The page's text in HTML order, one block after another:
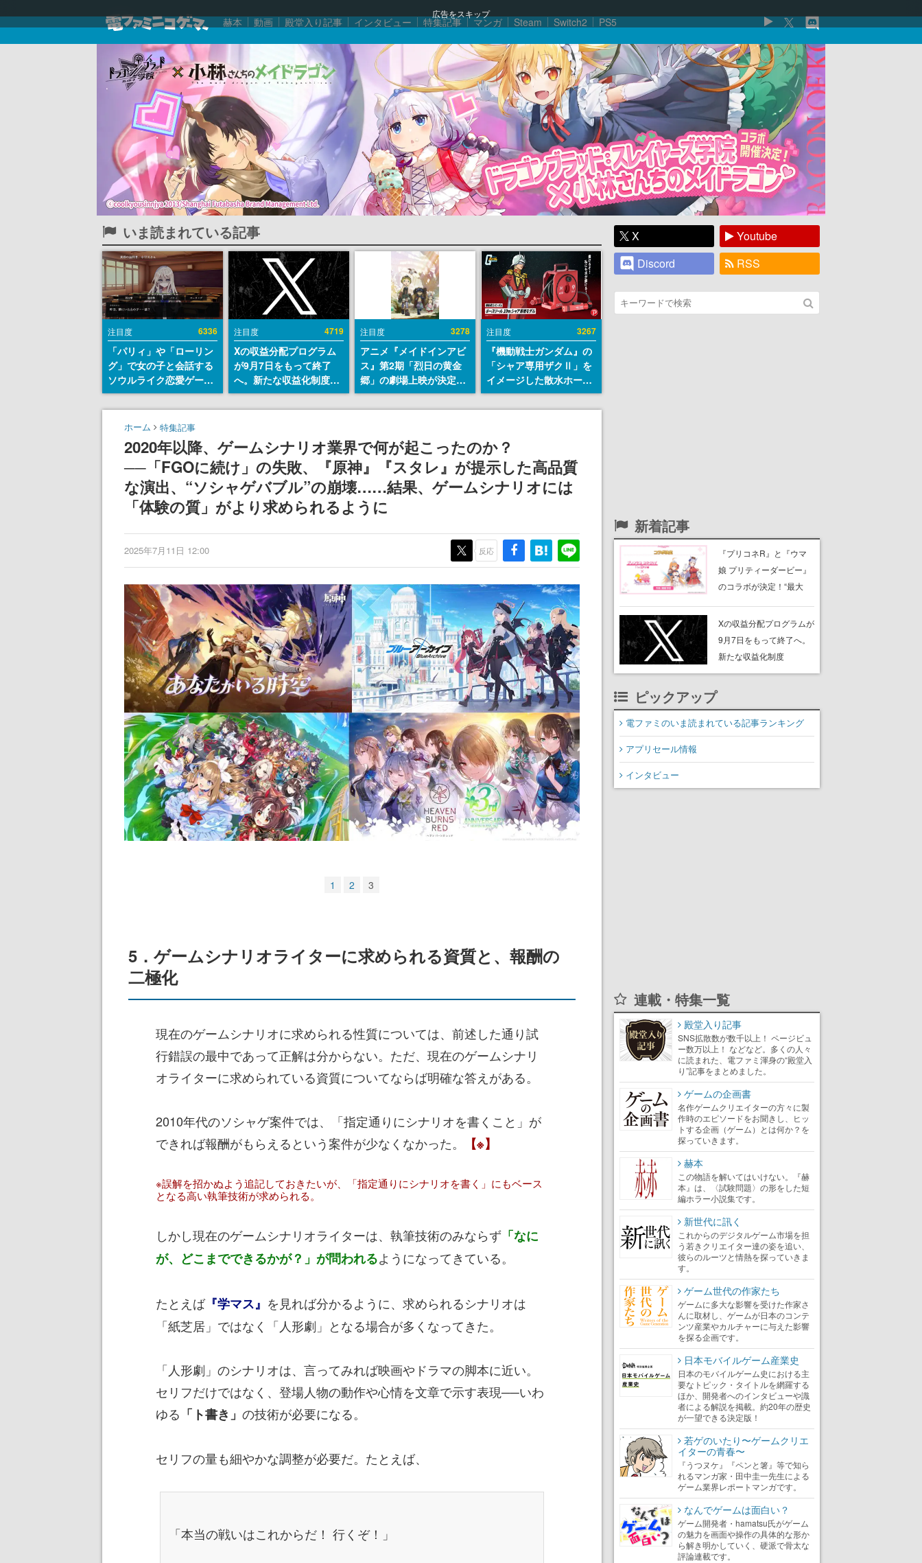
広告をスキップ
赫本 動画 殿堂入り記事 インタビュー 特集記事 マンガ Steam Switch2 PS5
いま読まれている記事
注目度 6336
「パリィ」や「ローリン
グ」で女の子と会話する
ソウルライク恋愛ゲーム
『小早川さんはソウルラ
イク』無料公開。返事に
失敗すると「YOU
注目度 4719
Xの収益分配プログラム
が9月7日をもって終了
へ。新たな収益化制度
「Original Content
Rewards Program」を
注目度 3278
アニメ『メイドインアビ
ス』第2期「烈日の黄金
郷」の劇場上映が決定！
レグ役・伊瀬茉莉也さん
らが登壇する舞台挨拶も
注目度 3267
『機動戦士ガンダム』の
「シャア専用ザクⅡ」を
イメージした散水ホース
リールが予約開始。本体
にはシャアのパーソナル
どを配置
ホーム 特集記事
2020年以降、ゲームシナリオ業界で何が起こったのか？
──「FGOに続け」の失敗、『原神』『スタレ』が提示した高品質
な演出、“ソシャゲバブル”の崩壊……結果、ゲームシナリオには
「体験の質」がより求められるように
2025年7月11日 12:00 反応
1 2 3
5．ゲームシナリオライターに求められる資質と、報酬の
二極化
現在のゲームシナリオに求められる性質については、前述した通り試
行錯誤の最中であって正解は分からない。ただ、現在のゲームシナリ
オライターに求められている資質についてならば明確な答えがある。
2010年代のソシャゲ案件では、「指定通りにシナリオを書くこと」が
できれば報酬がもらえるという案件が少なくなかった。
【※】
※誤解を招かぬよう追記しておきたいが、「指定通りにシナリオを書く」にもベース
となる高い執筆技術が求められる。
しかし現在のゲームシナリオライターは、執筆技術のみならず 「なに
が、どこまでできるかが？」が問われるようになってきている。
たとえば『学マス』 を見れば分かるように、求められるシナリオは
「紙芝居」ではなく「人形劇」となる場合が多くなってきた。
「人形劇」のシナリオは、言ってみれば映画やドラマの脚本に近い。
セリフだけではなく、登場人物の動作や心情を文章で示す表現──いわ
ゆる 「ト書き」 の技術が必要になる。
セリフの量も細やかな調整が必要だ。たとえば、
「本当の戦いはこれからだ！ 行くぞ！」
X
Youtube
Discord
RSS
新着記事
『プリコネR』と『ウマ
娘 プリティーダービー』
のコラボが決定！“最大
ンペーンなども発表
Xの収益分配プログラムが
9月7日をもって終了へ。
新たな収益化制度
「Original Content
ピックアップ
電ファミのいま読まれている記事ランキング
アプリセール情報
インタビュー
連載・特集一覧
殿堂入り記事
SNS拡散数が数千以上！ ページビュ
ー数万以上！ などなど。多くの人々
に読まれた、電ファミ渾身の“殿堂入
り”記事をまとめました。
ゲームの企画書
名作ゲームクリエイターの方々に製
作時のエピソードをお聞きし、ヒッ
トする企画（ゲーム）とは何か？を
探っていきます。
赫本
この物語を解いてはいけない。『赫
本』は、〈試験問題〉の形をした短
編ホラー小説集です。
新世代に訊く
これからのデジタルゲーム市場を担
う若きクリエイター達の姿を追い、
彼らのルーツと情熱を探っていきま
す。
ゲーム世代の作家たち
ゲームに多大な影響を受けた作家さ
んに取材し、ゲームが日本のコンテ
ンツ産業やカルチャーに与えた影響
を探る企画です。
日本モバイルゲーム産業史
日本のモバイルゲーム史における主
要なトピック・タイトルを網羅する
ほか、開発者へのインタビューや識
者による解説を掲載。約20年の歴史
が一望できる決定版！
若ゲのいたり〜ゲームクリエ
イターの青春〜
『うつヌケ』『ペンと箸』等で知ら
れるマンガ家・田中圭一先生による
ゲーム業界レポートマンガです。
なんでゲームは面白い？
ゲーム開発者・hamatsu氏がゲーム
の魅力を画面や操作の具体的な形か
ら解き明かしていく、硬派で骨太な
評論連載です。